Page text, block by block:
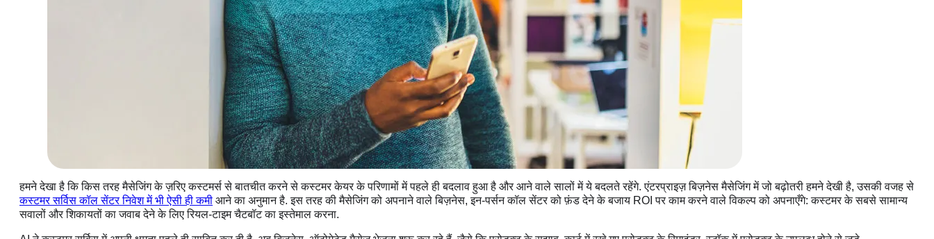
बिज़नेस प्लेटफ़ॉर्म
हमने देखा है कि किस तरह मैसेजिंग के ज़रिए कस्टमर्स से बातचीत करने से कस्टमर केयर के परिणामों में पहले ही बदलाव हुआ है और आने वाले सालों में ये बदलते रहेंगे. एंटरप्राइज़ बिज़नेस मैसेजिंग में जो बढ़ोतरी हमने देखी है, उसकी वजह से
कस्टमर सर्विस कॉल सेंटर निवेश में भी ऐसी ही कमी आने का अनुमान है. इस तरह की मैसेजिंग को अपनाने वाले बिज़नेस, इन-पर्सन कॉल सेंटर को फ़ंड देने के बजाय ROI पर काम करने वाले विकल्प को अपनाएँगे: कस्टमर के सबसे सामान्य
सवालों और शिकायतों का जवाब देने के लिए रियल-टाइम चैटबॉट का इस्तेमाल करना.